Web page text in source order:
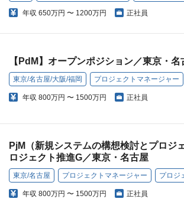
年収 650万円 〜 1200万円 正社員
【PdM】オープンポジション／東京・名
東京/名古屋/大阪/福岡 プロジェクトマネージャー
年収 800万円 〜 1500万円 正社員
PjM（新規システムの構想検討とプロジ
ロジェクト推進G／東京・名古屋
東京/名古屋 プロジェクトマネージャー プロジ
年収 800万円 〜 1500万円 正社員